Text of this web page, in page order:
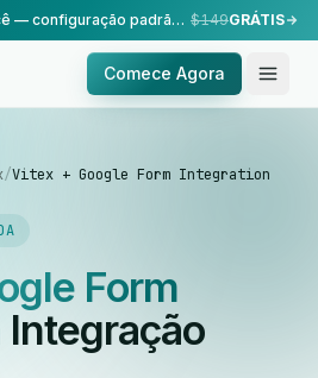
Configuração feita para você — configuração padrão, realizada pela nossa equipe. $149GRÁTIS
Comece Agora
/Vitex + Google Form Integration
Form
Integração